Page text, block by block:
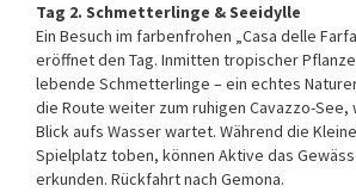
Tag 2. Schmetterlinge & Seeidylle
Ein Besuch im farbenfrohen „Casa delle
eröffnet den Tag. Inmitten tropischer
lebende Schmetterlinge – ein echtes
die Route weiter zum ruhigen Cavazzo-See,
Blick aufs Wasser wartet. Während die
Spielplatz toben, können Aktive das
erkunden. Rückfahrt nach Gemona.